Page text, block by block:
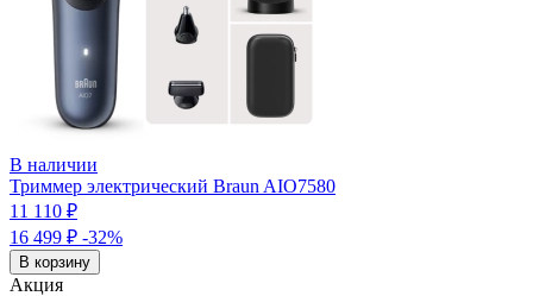
В наличии
Триммер электрический Braun AIO7580
11 110 ₽
16 499 ₽ -32%
В корзину
Акция